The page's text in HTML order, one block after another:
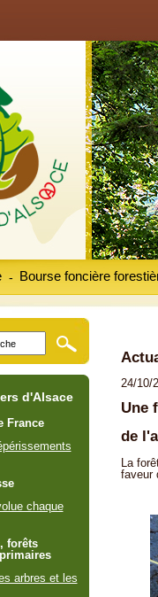
Bourse foncière
-
24/10/
Une
de
La
faveur
d'Alsace
France
chaque
forêts
arbres et les